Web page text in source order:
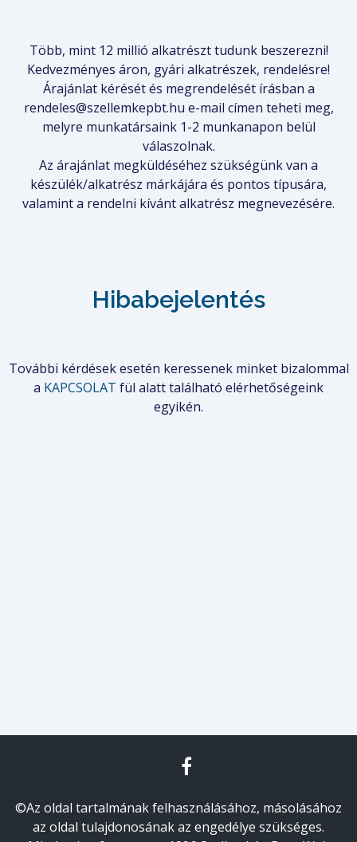
Több, mint 12 millió alkatrészt tudunk beszerezni!
Kedvezményes áron, gyári alkatrészek, rendelésre!
Árajánlat kérését és megrendelését írásban a
rendeles@szellemkepbt.hu e-mail címen teheti meg,
melyre munkatársaink 1-2 munkanapon belül
válaszolnak.
Az árajánlat megküldéséhez szükségünk van a
készülék/alkatrész márkájára és pontos típusára,
valamint a rendelni kívánt alkatrész megnevezésére.
Hibabejelentés
További kérdések esetén keressenek minket bizalommal
a KAPCSOLAT fül alatt található elérhetőségeink
egyikén.
©Az oldal tartalmának felhasználásához, másolásához
az oldal tulajdonosának az engedélye szükséges.